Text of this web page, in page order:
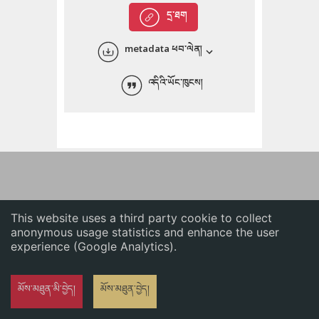
This website uses a third party cookie to collect
anonymous usage statistics and enhance the user
experience (Google Analytics).
མོས་མཐུན་མི་བྱེད། མོས་མཐུན་བྱེད།
English
ភាសាខ្មែរ
དྲ་ཐག
metadata ཕབ་ལེན།
འདིའི་ཡོང་ཁུངས།